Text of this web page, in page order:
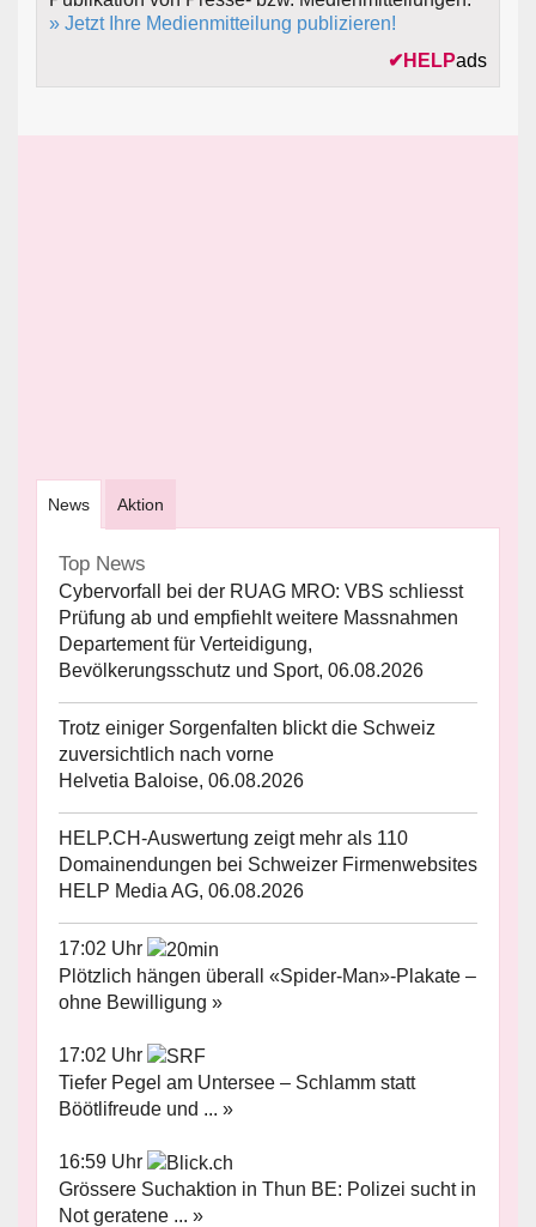
» Jetzt Ihre Medienmitteilung publizieren!
✔ HELPads
News Aktion
Top News
Cybervorfall bei der RUAG MRO: VBS schliesst
Prüfung ab und empfiehlt weitere Massnahmen
Departement für Verteidigung,
Bevölkerungsschutz und Sport, 06.08.2026
Trotz einiger Sorgenfalten blickt die Schweiz
zuversichtlich nach vorne
Helvetia Baloise, 06.08.2026
HELP.CH-Auswertung zeigt mehr als 110
Domainendungen bei Schweizer Firmenwebsites
HELP Media AG, 06.08.2026
17:02 Uhr
Plötzlich hängen überall «Spider-Man»-Plakate –
ohne Bewilligung »
17:02 Uhr
Tiefer Pegel am Untersee – Schlamm statt
Böötlifreude und ... »
16:59 Uhr
Grössere Suchaktion in Thun BE: Polizei sucht in
Not geratene ... »